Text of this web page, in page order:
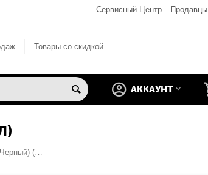
Сервисный Центр Продавцы
Товары со скидкой
АККАУНТ
Wexler Book T7008 Рамка дисплея (Черный) (Оригинал)